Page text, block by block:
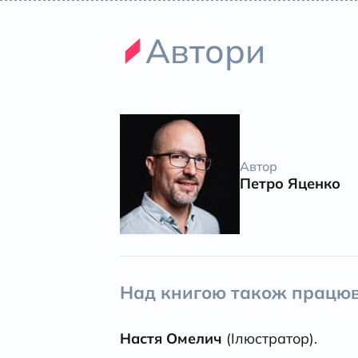
Автори
Автор
Петро Яценко
Над книгою також
Настя Омелич (Ілюстратор).